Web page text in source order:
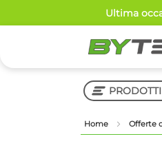
contenuto
Ultima
PRODOTTI
Home Offerte